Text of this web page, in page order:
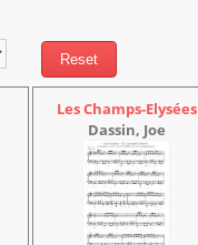
Les Champs-Elysées
Dassin, Joe